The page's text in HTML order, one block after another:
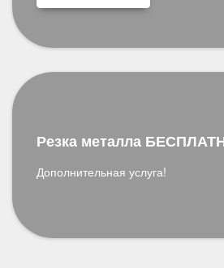
Резка металла
Дополнительная услуга!